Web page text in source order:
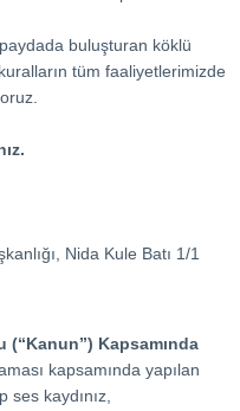
buluşturan köklü
tüm faaliyetlerimizde
Nida Kule Batı 1/1
(“Kanun”) Kapsamında
kapsamında yapılan
ses kaydınız,